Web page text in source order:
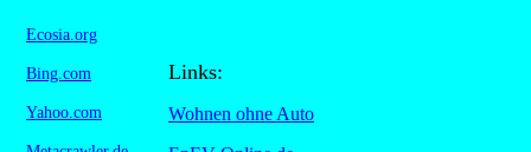
Ecosia.org
Bing.com
Yahoo.com
Links:
Wohnen ohne Auto